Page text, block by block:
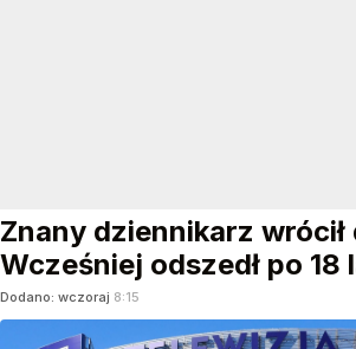
Znany dziennikarz wrócił
Wcześniej odszedł po 18
Dodano: wczoraj 8:15